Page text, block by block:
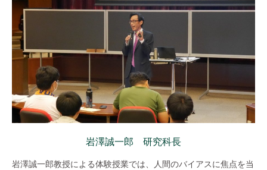
岩澤誠一郎 研究科長
岩澤誠一郎教授による体験授業では、人間のバイアスに焦点を当